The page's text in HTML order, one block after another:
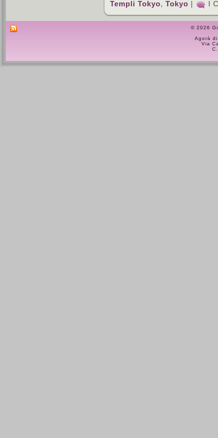
Templi Tokyo, Tokyo I
© 2026
Agorà
Via